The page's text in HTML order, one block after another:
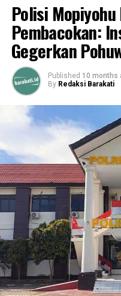
Polisi
Pembacokan:
Gegerkan
Published 10 months
By Redaksi Barakati